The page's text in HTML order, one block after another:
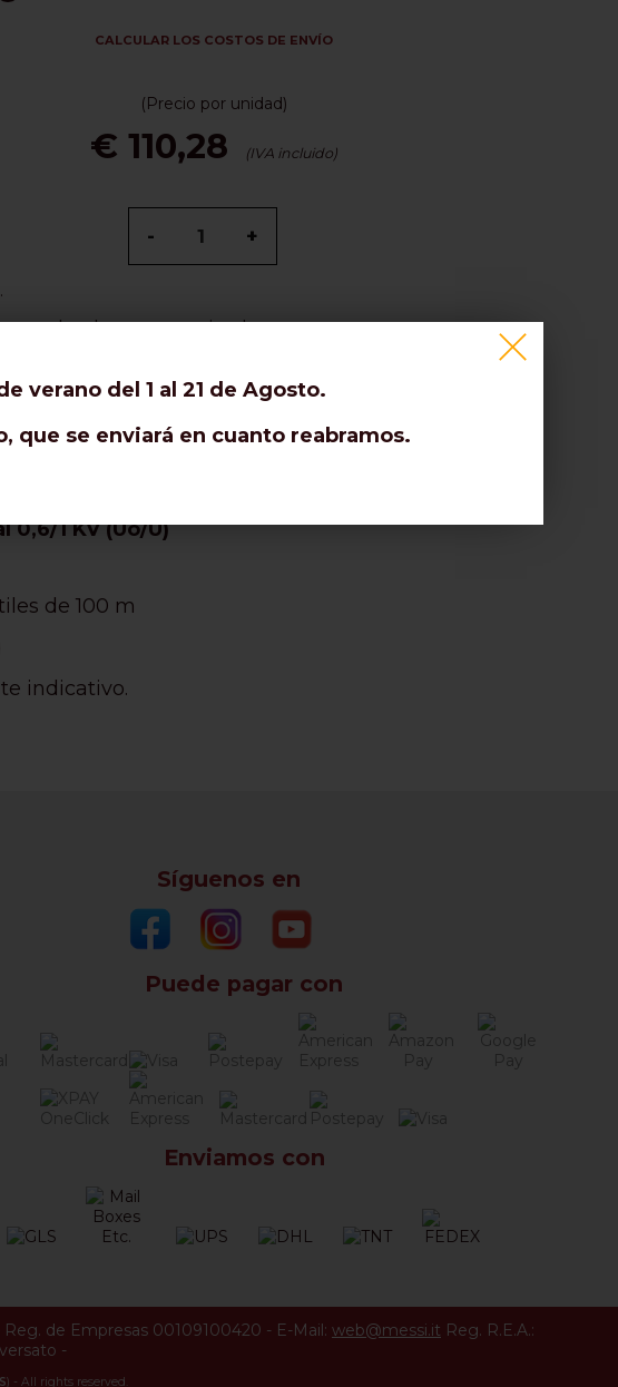
CALCULAR LOS COSTOS DE ENVÍO
(Precio por unidad)
€ 110,28 (IVA incluido)
- +
de alarma y antirrobo.
aislamiento del cable:
300 V (Uo/U)
1 KV (Uo/U)
de 100 m
indicativo.
Síguenos en
Puede pagar con
Enviamos con
Reg. de Empresas 00109100420 - E-Mail: web@messi.it Reg. R.E.A.:
-
) - All rights reserved.
verano del 1 al 21 de Agosto.
que se enviará en cuanto reabramos.